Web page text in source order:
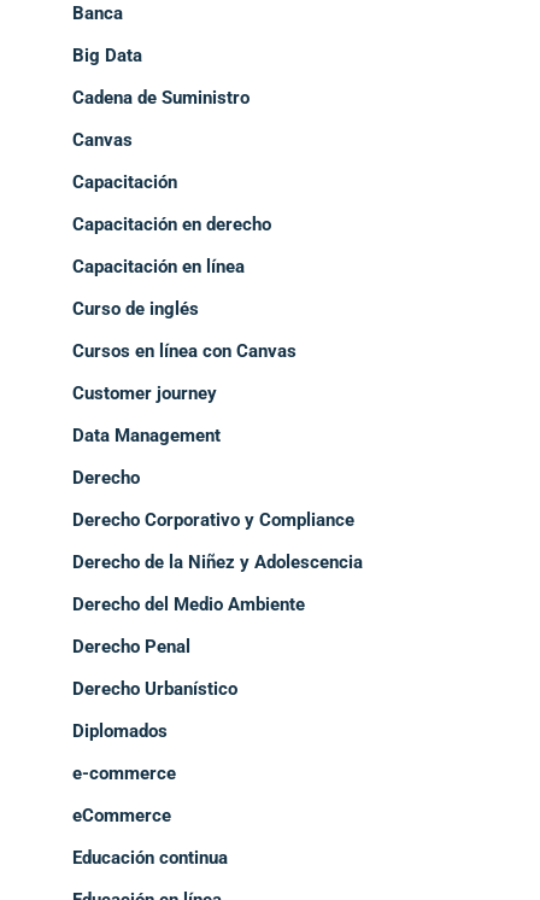
Banca
Big Data
Cadena de Suministro
Canvas
Capacitación
Capacitación en derecho
Capacitación en línea
Curso de inglés
Cursos en línea con Canvas
Customer journey
Data Management
Derecho
Derecho Corporativo y Compliance
Derecho de la Niñez y Adolescencia
Derecho del Medio Ambiente
Derecho Penal
Derecho Urbanístico
Diplomados
e-commerce
eCommerce
Educación continua